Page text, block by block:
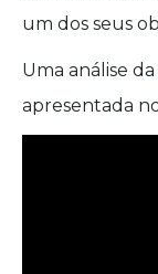
um dos seus
Uma análise
apresentada